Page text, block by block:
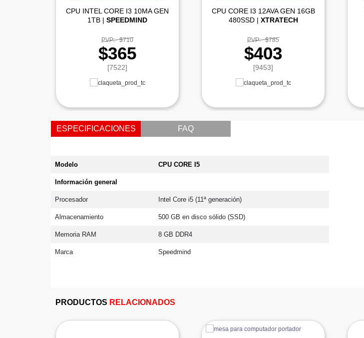
CPU INTEL CORE I3 10MA GEN
1TB |SPEEDMIND
PVP: $710
$365
[7522]
CPU CORE I3 12AVA GEN 16GB
480SSD | XTRATECH
PVP: $785
$403
[9453]
ESPECIFICACIONES FAQ
Modelo CPU CORE I5
Información general
Procesador Intel Core i5 (11ª generación)
Almacenamiento 500 GB en disco sólido (SSD)
Memoria RAM 8 GB DDR4
Marca Speedmind
PRODUCTOS RELACIONADOS